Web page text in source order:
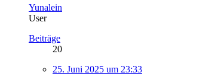
Yunalein
User
Beiträge
20
25. Juni 2025 um 23:33